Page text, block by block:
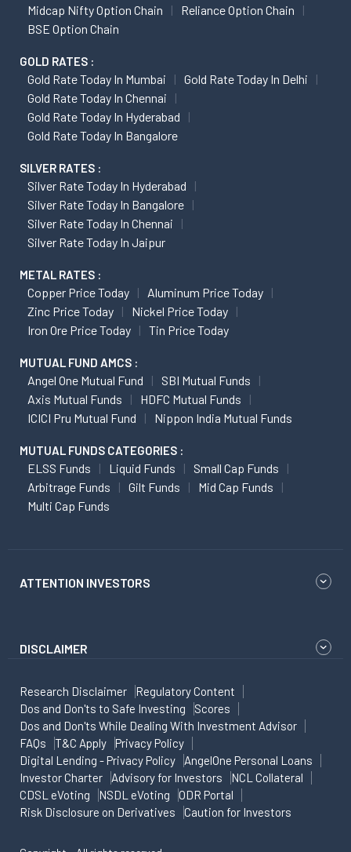
Midcap Nifty Option Chain
Reliance Option Chain
BSE Option Chain
GOLD RATES :
Gold Rate Today In Mumbai
Gold Rate Today In Delhi
Gold Rate Today In Chennai
Gold Rate Today In Hyderabad
Gold Rate Today In Bangalore
SILVER RATES :
Silver Rate Today In Hyderabad
Silver Rate Today In Bangalore
Silver Rate Today In Chennai
Silver Rate Today In Jaipur
METAL RATES :
Copper Price Today
Aluminum Price Today
Zinc Price Today
Nickel Price Today
Iron Ore Price Today
Tin Price Today
MUTUAL FUND AMCS :
Angel One Mutual Fund
SBI Mutual Funds
Axis Mutual Funds
HDFC Mutual Funds
ICICI Pru Mutual Fund
Nippon India Mutual Funds
MUTUAL FUNDS CATEGORIES :
ELSS Funds Liquid Funds
Small Cap Funds
Arbitrage Funds
Gilt Funds
Mid Cap Funds
Multi Cap Funds
ATTENTION INVESTORS
DISCLAIMER
Research Disclaimer
Regulatory Content
Dos and Don'ts to Safe Investing
Scores
Dos and Don'ts While Dealing With Investment Advisor
FAQs
T&C Apply
Privacy Policy
Digital Lending - Privacy Policy
AngelOne Personal Loans
Investor Charter
Advisory for Investors
NCL Collateral
CDSL eVoting
NSDL eVoting
ODR Portal
Risk Disclosure on Derivatives
Caution for Investors